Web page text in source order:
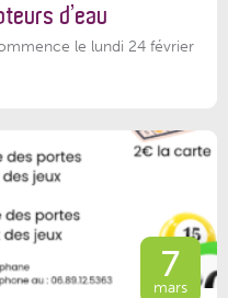
d’eau
le lundi 24 février
7
mars